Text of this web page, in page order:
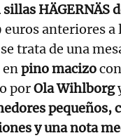
HÄGERNÄS
euros anteriores a
trata de una
enpino macizo
porOla Wihlborg
pequeños,
y una nota